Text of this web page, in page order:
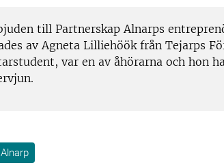
till Partnerskap Alnarps
av Agneta Lilliehöök från Tejarps
var en av åhörarna och hon